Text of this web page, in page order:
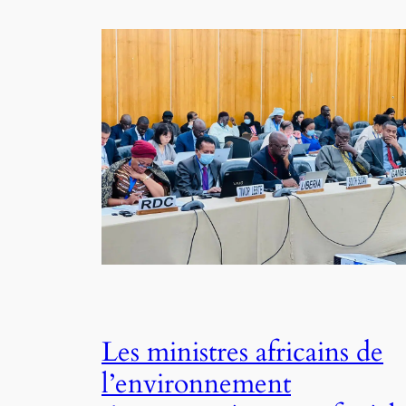
Les ministres africains de
l’environnement